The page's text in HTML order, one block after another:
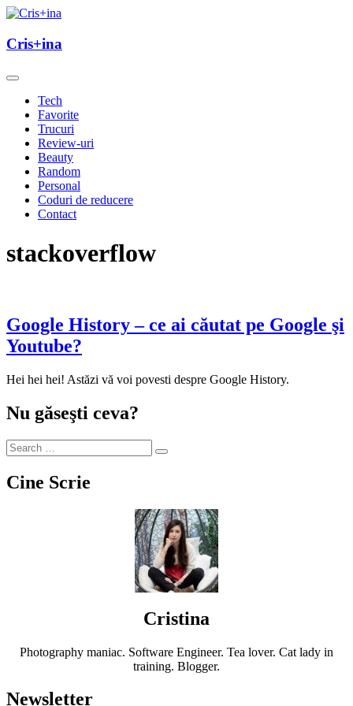
Skip
content
Cris+ina
Cris+ina
Tech
Favorite
Trucuri
Review-uri
Beauty
Random
Personal
Coduri de reducere
Contact
stackoverflow
Google History – ce ai căutat pe Google şi
Youtube?
Hei hei hei! Astăzi vă voi povesti despre Google History.
Nu găseşti ceva?
Cine Scrie
Cristina
Photography maniac. Software Engineer. Tea lover. Cat lady in
training. Blogger.
Newsletter